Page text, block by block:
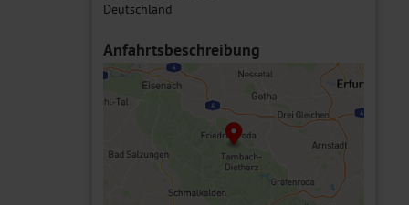
Deutschland
Anfahrtsbeschreibung